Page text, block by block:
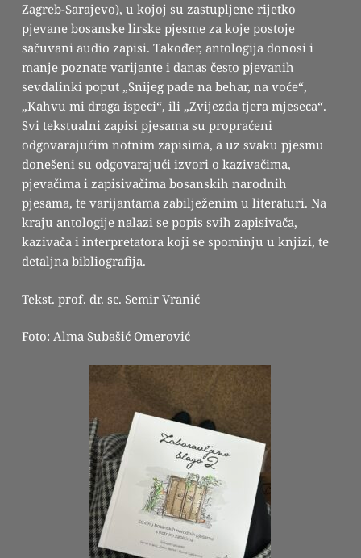
Zagreb-Sarajevo), u kojoj su zastupljene rijetko
pjevane bosanske lirske pjesme za koje postoje
sačuvani audio zapisi. Također, antologija donosi i
manje poznate varijante i danas često pjevanih
sevdalinki poput „Snijeg pade na behar, na voće“,
„Kahvu mi draga ispeci“, ili „Zvijezda tjera mjeseca“.
Svi tekstualni zapisi pjesama su propraćeni
odgovarajućim notnim zapisima, a uz svaku pjesmu
donešeni su odgovarajući izvori o kazivačima,
pjevačima i zapisivačima bosanskih narodnih
pjesama, te varijantama zabilježenim u literaturi. Na
kraju antologije nalazi se popis svih zapisivača,
kazivača i interpretatora koji se spominju u knjizi, te
detaljna bibliografija.
Tekst. prof. dr. sc. Semir Vranić
Foto: Alma Subašić Omerović